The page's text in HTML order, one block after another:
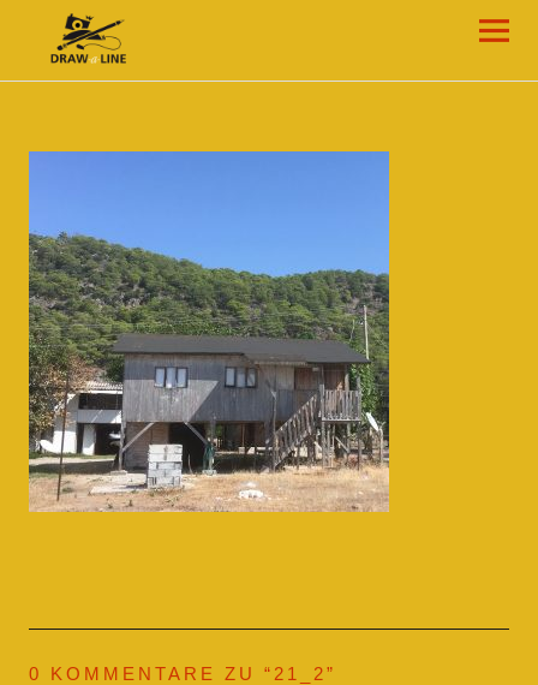
Draw-a-Line Grafik- und Web-Design
0 KOMMENTARE ZU “ 21_2”